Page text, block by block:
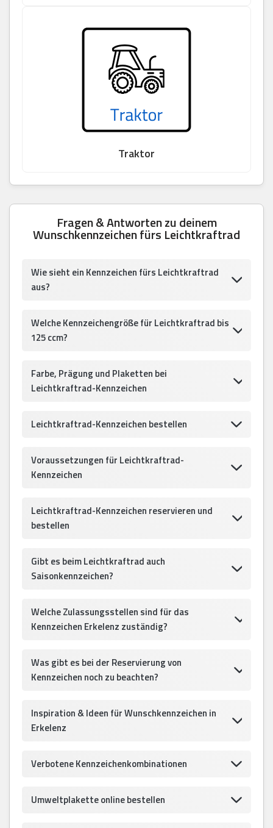
Traktor
Fragen & Antworten zu deinem
Wunschkennzeichen fürs Leichtkraftrad
Wie sieht ein Kennzeichen fürs Leichtkraftrad
aus?
Welche Kennzeichengröße für Leichtkraftrad bis
125 ccm?
Farbe, Prägung und Plaketten bei
Leichtkraftrad-Kennzeichen
Leichtkraftrad-Kennzeichen bestellen
Voraussetzungen für Leichtkraftrad-
Kennzeichen
Leichtkraftrad-Kennzeichen reservieren und
bestellen
Gibt es beim Leichtkraftrad auch
Saisonkennzeichen?
Welche Zulassungsstellen sind für das
Kennzeichen Erkelenz zuständig?
Was gibt es bei der Reservierung von
Kennzeichen noch zu beachten?
Inspiration & Ideen für Wunschkennzeichen in
Erkelenz
Verbotene Kennzeichenkombinationen
Umweltplakette online bestellen